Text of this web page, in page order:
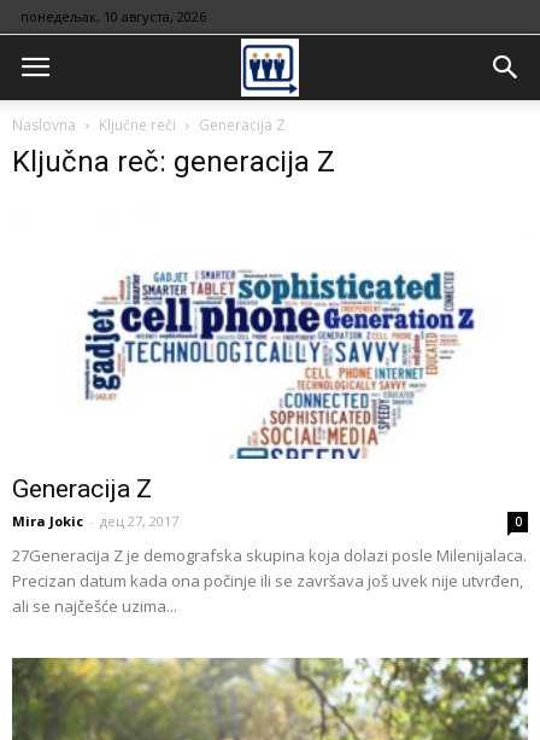
понедељак, 10 августа, 2026
Naslovna Ključne reči Generacija Z
Ključna reč: generacija Z
Generacija Z
Mira Jokic - дец 27, 2017 0
27Generacija Z je demografska skupina koja dolazi posle Milenijalaca.
Precizan datum kada ona počinje ili se završava još uvek nije utvrđen,
ali se najčešće uzima...